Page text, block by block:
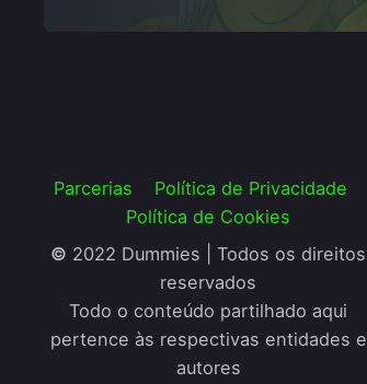
Parcerias
Política de Privacidade
Política de Cookies
© 2022 Dummies | Todos os direitos
reservados
Todo o conteúdo partilhado aqui
pertence às respectivas entidades e
autores